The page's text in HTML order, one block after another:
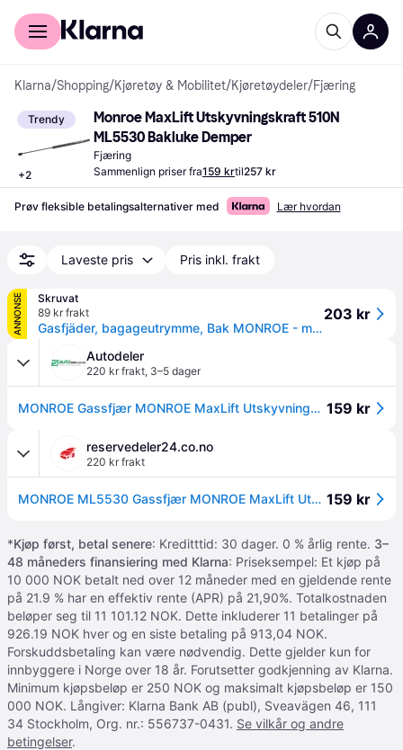
For kunder
Klarna/Shopping/Kjøretøy & Mobilitet/Kjøretøydeler/Fjæring
Trendy
+2
Monroe MaxLift Utskyvningskraft 510N
ML5530 Bakluke Demper
Fjæring
Sammenlign priser fra159 krtil257 kr
Prøv fleksible betalingsalternativer med Lær hvordan
Laveste pris Pris inkl. frakt
ANNONSE
Skruvat
89 kr frakt
Gasfjäder, bagageutrymme, Bak MONROE - mercedes-benz m-klass [w163] - OE 1637400345
203 kr
Autodeler
220 kr frakt, 3–5 dager
MONROE Gassfjær MONROE MaxLift Utskyvningskraft: 510N ML5530 Bakluke Demper MERCEDES-BENZ 159 kr
reservedeler24.co.no
220 kr frakt
MONROE ML5530 Gassfjær MONROE MaxLift Utskyvningskraft: 510N 159 kr
*Kjøp først, betal senere: Kreditttid: 30 dager. 0 % årlig rente. 3–
48 måneders finansiering med Klarna: Priseksempel: Et kjøp på
10 000 NOK betalt ned over 12 måneder med en gjeldende rente
på 21.9 % har en effektiv rente (APR) på 21,90%. Totalkostnaden
beløper seg til 11 101.12 NOK. Dette inkluderer 11 betalinger på
926.19 NOK hver og en siste betaling på 913,04 NOK.
Forskuddsbetaling kan være nødvendig. Dette gjelder kun for
innbyggere i Norge over 18 år. Forutsetter godkjenning av Klarna.
Minimum kjøpsbeløp er 250 NOK og maksimalt kjøpsbeløp er 150
000 NOK. Långiver: Klarna Bank AB (publ), Sveavägen 46, 111
34 Stockholm, Org. nr.: 556737-0431. Se vilkår og andre
betingelser.